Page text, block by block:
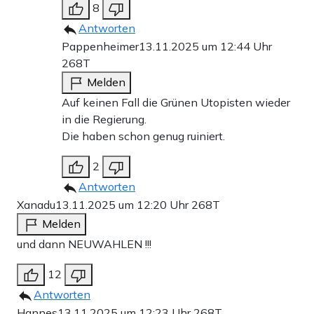
8
Antworten
Pappenheimer13.11.2025 um 12:44 Uhr
268T
Melden
Auf keinen Fall die Grünen Utopisten wieder
in die Regierung.
Die haben schon genug ruiniert.
2
Antworten
Xanadu13.11.2025 um 12:20 Uhr 268T
Melden
und dann NEUWAHLEN !!!
12
Antworten